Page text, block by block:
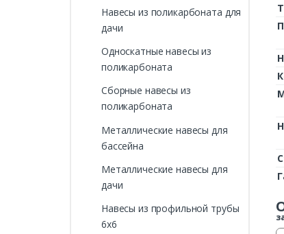
Навесы из поликарбоната для
дачи
Односкатные навесы из
поликарбоната
Сборные навесы из
поликарбоната
Металлические навесы для
бассейна
Металлические навесы для
дачи
Навесы из профильной трубы
6х6